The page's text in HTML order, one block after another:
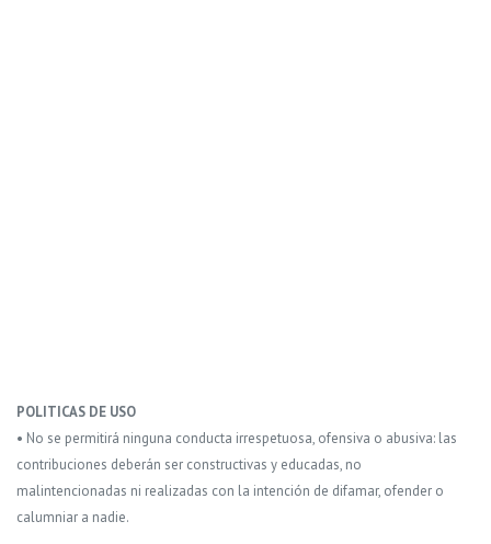
POLITICAS DE USO
• No se permitirá ninguna conducta irrespetuosa, ofensiva o abusiva: las
contribuciones deberán ser constructivas y educadas, no
malintencionadas ni realizadas con la intención de difamar, ofender o
calumniar a nadie.